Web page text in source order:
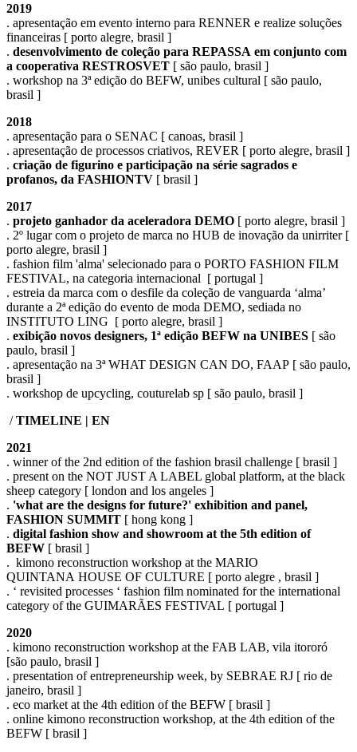
2019
. apresentação em evento interno para RENNER e realize soluções
financeiras [ porto alegre, brasil ]
. desenvolvimento de coleção para REPASSA em conjunto com
a cooperativa RESTROSVET [ são paulo, brasil ]
. workshop na 3ª edição do BEFW, unibes cultural [ são paulo,
brasil ]
2018
. apresentação para o SENAC [ canoas, brasil ]
. apresentação de processos criativos, REVER [ porto alegre, brasil ]
. criação de figurino e participação na série sagrados e
profanos, da FASHIONTV [ brasil ]
2017
. projeto ganhador da aceleradora DEMO [ porto alegre, brasil ]
. 2º lugar com o projeto de marca no HUB de inovação da unirriter [
porto alegre, brasil ]
. fashion film 'alma' selecionado para o PORTO FASHION FILM
FESTIVAL, na categoria internacional [ portugal ]
. estreia da marca com o desfile da coleção de vanguarda ‘alma’
durante a 2ª edição do evento de moda DEMO, sediada no
INSTITUTO LING [ porto alegre, brasil ]
. exibição novos designers, 1ª edição BEFW na UNIBES [ são
paulo, brasil ]
. apresentação na 3ª WHAT DESIGN CAN DO, FAAP [ são paulo,
brasil ]
. workshop de upcycling, couturelab sp [ são paulo, brasil ]
/TIMELINE | EN
2021
. winner of the 2nd edition of the fashion brasil challenge [ brasil ]
. present on the NOT JUST A LABEL global platform, at the black
sheep category [ london and los angeles ]
. 'what are the designs for future?' exhibition and panel,
FASHION SUMMIT [ hong kong ]
. digital fashion show and showroom at the 5th edition of
BEFW [ brasil ]
. kimono reconstruction workshop at the MARIO
QUINTANA HOUSE OF CULTURE [ porto alegre , brasil ]
. ‘ revisited processes ‘ fashion film nominated for the international
category of the GUIMARÃES FESTIVAL [ portugal ]
2020
. kimono reconstruction workshop at the FAB LAB, vila itororó
[são paulo, brasil ]
. presentation of entrepreneurship week, by SEBRAE RJ [ rio de
janeiro, brasil ]
. eco market at the 4th edition of the BEFW [ brasil ]
. online kimono reconstruction workshop, at the 4th edition of the
BEFW [ brasil ]